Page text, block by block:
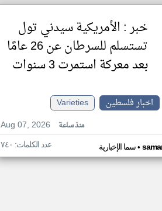
خبر : الأمريكية سيدني تول
تستسلم للسرطان عن 26 عامًا
بعد معركة استمرت 3 سنوات
اخبار فلسطين
Varieties
Aug 07, 2026
منذ ساعة
سما الإخبارية• عدد الكلمات: ٧٤٠